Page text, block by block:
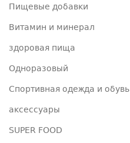
Пищевые добавки
Витамин и минерал
здоровая пища
Одноразовый
Спортивная одежда и обувь
аксессуары
SUPER FOOD